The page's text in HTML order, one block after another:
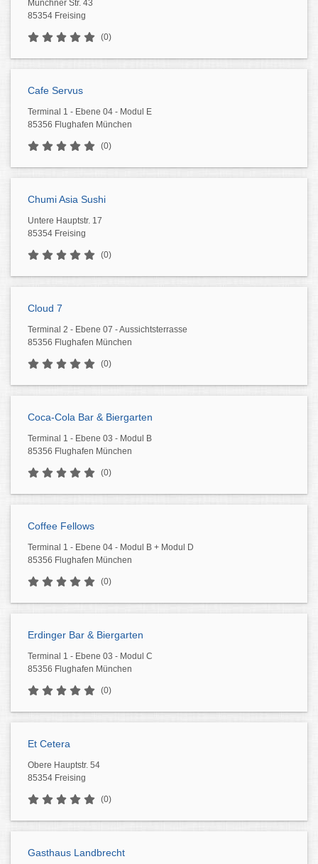
Münchner Str. 43
85354 Freising
(0)
Cafe Servus
Terminal 1 - Ebene 04 - Modul E
85356 Flughafen München
(0)
Chumi Asia Sushi
Untere Hauptstr. 17
85354 Freising
(0)
Cloud 7
Terminal 2 - Ebene 07 - Aussichtsterrasse
85356 Flughafen München
(0)
Coca-Cola Bar & Biergarten
Terminal 1 - Ebene 03 - Modul B
85356 Flughafen München
(0)
Coffee Fellows
Terminal 1 - Ebene 04 - Modul B + Modul D
85356 Flughafen München
(0)
Erdinger Bar & Biergarten
Terminal 1 - Ebene 03 - Modul C
85356 Flughafen München
(0)
Et Cetera
Obere Hauptstr. 54
85354 Freising
(0)
Gasthaus Landbrecht